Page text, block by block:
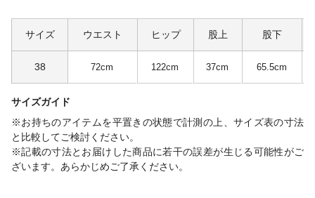
サイズ ウエスト ヒップ 股上 股下
38 72cm 122cm 37cm 65.5cm
サイズガイド
※お持ちのアイテムを平置きの状態で計測の上、サイズ表の寸法
と比較してご検討ください。
※記載の寸法とお届けした商品に若干の誤差が生じる可能性がご
ざいます。あらかじめご了承ください。